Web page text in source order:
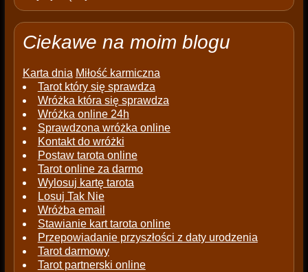
Ciekawe na moim blogu
Karta dnia Miłość karmiczna
Tarot który się sprawdza
Wróżka która się sprawdza
Wróżka online 24h
Sprawdzona wróżka online
Kontakt do wróżki
Postaw tarota online
Tarot online za darmo
Wylosuj kartę tarota
Losuj Tak Nie
Wróżba email
Stawianie kart tarota online
Przepowiadanie przyszłości z daty urodzenia
Tarot darmowy
Tarot partnerski online